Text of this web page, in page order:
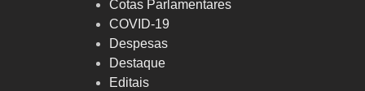
Cotas Parlamentares
COVID-19
Despesas
Destaque
Editais